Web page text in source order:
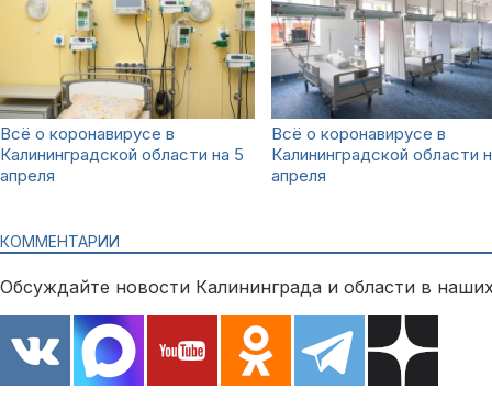
Всё о коронавирусе в
Калининградской области на 5
апреля
Всё о коронавирусе в
Калининградской области
апреля
КОММЕНТАРИИ
Обсуждайте новости Калининграда и области в